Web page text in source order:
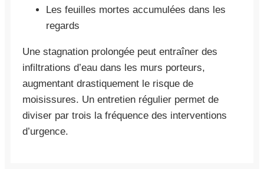
Les feuilles mortes accumulées dans les
regards
Une stagnation prolongée peut entraîner des
infiltrations d’eau dans les murs porteurs,
augmentant drastiquement le risque de
moisissures. Un entretien régulier permet de
diviser par trois la fréquence des interventions
d’urgence.